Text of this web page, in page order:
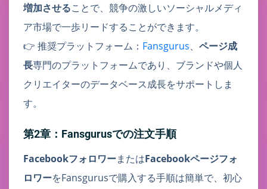
増加させることで、競争の激しいソーシャルメディ
ア市場で一歩リードすることができます。
👉 推奨プラットフォーム： Fansgurus、 ページ成
長専門のプラットフォームであり、ブランドや個人
クリエイターのデータベース成長をサポートしま
す。
第2章：Fansgurusでの注文手順
FacebookフォロワーまたはFacebookページフォ
ロワーをFansgurusで購入する手順は簡単で、初心